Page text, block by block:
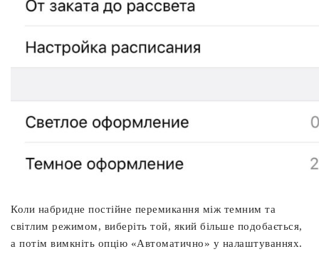
Коли набридне постійне перемикання між темним та
світлим режимом, виберіть той, який більше подобається,
а потім вимкніть опцію «Автоматично» у налаштуваннях.